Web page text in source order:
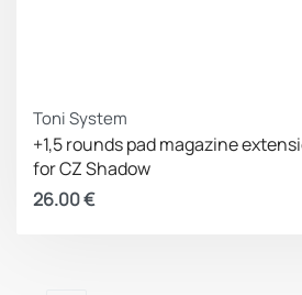
Toni System
+1,5 rounds pad magazine
for CZ Shadow
26.00€